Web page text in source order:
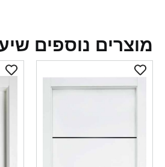
נוספים